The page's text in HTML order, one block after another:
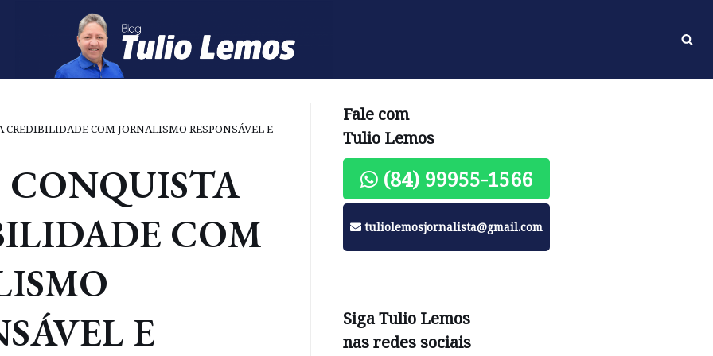
COM JORNALISMO RESPONSÁVEL E
COM
E
Fale com
Tulio Lemos
(84) 99955-1566
tuliolemosjornalista@gmail.com
Siga Tulio Lemos
nas redes sociais